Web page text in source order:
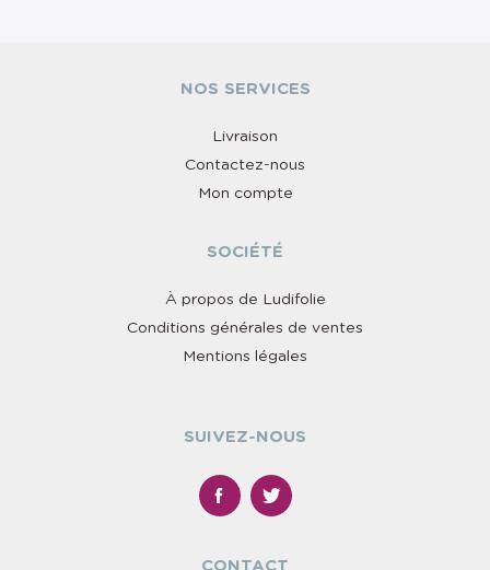
NOS SERVICES
Livraison
Contactez-nous
Mon compte
SOCIÉTÉ
À propos de Ludifolie
Conditions générales de ventes
Mentions légales
SUIVEZ-NOUS
CONTACT